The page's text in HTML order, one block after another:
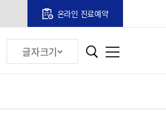
온라인 진료예약
글자크기